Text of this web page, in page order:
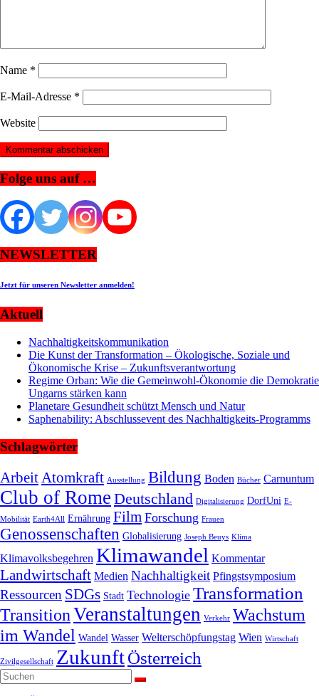
Name *
E-Mail-Adresse *
Website
Folge uns auf …
NEWSLETTER
Jetzt für unseren Newsletter anmelden!
Aktuell
Nachhaltigkeitskommunikation
Die Kunst der Transformation – Ökologische, Soziale und
Ökonomische Krise – Zukunftsverantwortung
Regime Orban: Wie die Gemeinwohl-Ökonomie die Demokratie
Ungarns stärken kann
Planetare Gesundheit schützt Mensch und Natur
Saphenability: Abschlussevent des Nachhaltigkeits-Programms
Schlagwörter
Arbeit Atomkraft Ausstellung Bildung Boden Bücher Carnuntum
Club of Rome Deutschland Digitalisierung DorfUni E-
Mobilität Earth4All Ernährung Film Forschung Frauen
Genossenschaften Globalisierung Joseph Beuys Klima
Klimavolksbegehren Klimawandel Kommentar
Landwirtschaft Medien Nachhaltigkeit Pfingstsymposium
Ressourcen SDGs Stadt Technologie Transformation
TransitionVeranstaltungen Verkehr Wachstum
im Wandel Wandel Wasser Welterschöpfungstag Wien Wirtschaft
Zivilgesellschaft ZukunftÖsterreich